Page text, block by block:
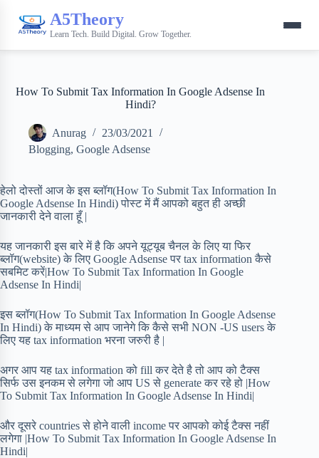
A5Theory
Learn Tech. Build Digital. Grow Together.
How To Submit Tax Information In Google Adsense In
Hindi?
Anurag
23/03/2021
Blogging, Google Adsense
हेलो दोस्तों आज के इस ब्लॉग(How To Submit Tax Information In
Google Adsense In Hindi) पोस्ट में मैं आपको बहुत ही अच्छी
जानकारी देने वाला हूँ |
यह जानकारी इस बारे में है कि अपने यूट्यूब चैनल के लिए या फिर
ब्लॉग(website) के लिए Google Adsense पर tax information कैसे
सबमिट करें|How To Submit Tax Information In Google
Adsense In Hindi|
इस ब्लॉग(How To Submit Tax Information In Google Adsense
In Hindi) के माध्यम से आप जानेगे कि कैसे सभी NON -US users के
लिए यह tax information भरना जरुरी है |
अगर आप यह tax information को fill कर देते है तो आप को टैक्स
सिर्फ उस इनकम से लगेगा जो आप US से generate कर रहे हो |How
To Submit Tax Information In Google Adsense In Hindi|
और दूसरे countries से होने वाली income पर आपको कोई टैक्स नहीं
लगेगा |How To Submit Tax Information In Google Adsense In
Hindi|